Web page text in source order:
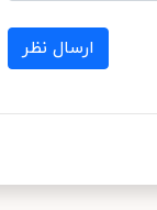
ارسال نظر